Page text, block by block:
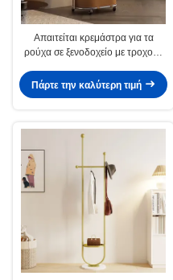
Απαιτείται κρεμάστρα για τα
ρούχα σε ξενοδοχείο με τροχούς
Πάρτε την καλύτερη τιμή